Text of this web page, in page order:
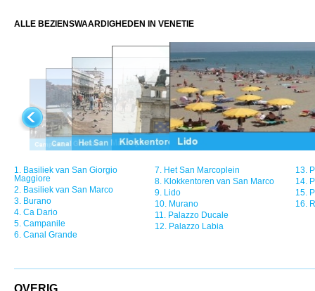
ALLE BEZIENSWAARDIGHEDEN IN VENETIE
1. Basiliek van San Giorgio
Maggiore
2. Basiliek van San Marco
3. Burano
4. Ca Dario
5. Campanile
6. Canal Grande
7. Het San Marcoplein
8. Klokkentoren van San Marco
9. Lido
10. Murano
11. Palazzo Ducale
12. Palazzo Labia
13.
14.
15.
16.
OVERIG